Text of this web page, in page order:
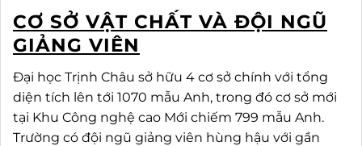
CƠ SỞ VẬT CHẤT VÀ ĐỘI NGŨ
GIẢNG VIÊN
Đại học Trịnh Châu sở hữu 4 cơ sở chính với tổng
diện tích lên tới 1070 mẫu Anh, trong đó cơ sở mới
tại Khu Công nghệ cao Mới chiếm 799 mẫu Anh.
Trường có đội ngũ giảng viên hùng hậu với gần